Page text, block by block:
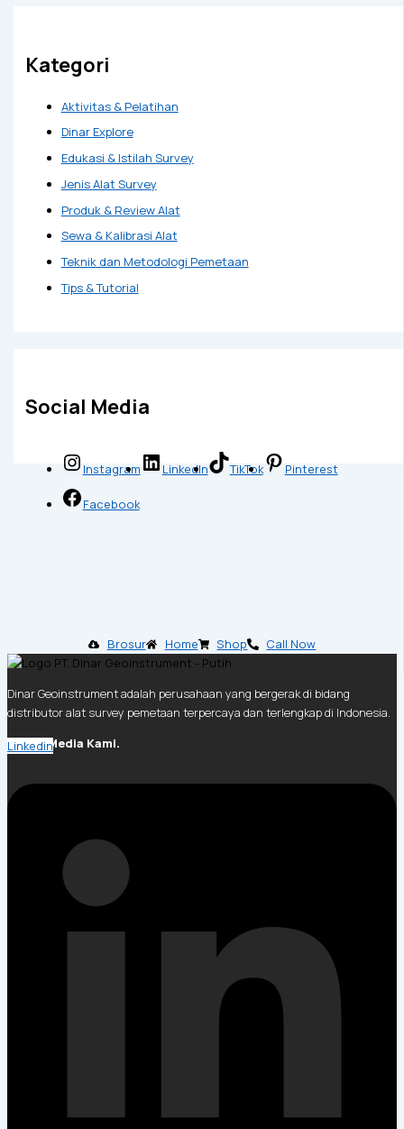
Kategori
Aktivitas & Pelatihan
Dinar Explore
Edukasi & Istilah Survey
Jenis Alat Survey
Produk & Review Alat
Sewa & Kalibrasi Alat
Teknik dan Metodologi Pemetaan
Tips & Tutorial
Social Media
Instagram LinkedIn TikTok Pinterest
Facebook
Brosur Home Shop Call Now
Dinar Geoinstrument adalah perusahaan yang bergerak di bidang
distributor alat survey pemetaan terpercaya dan terlengkap di Indonesia.
Social Media Kami.
Linkedin